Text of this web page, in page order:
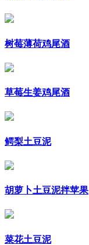
树莓薄荷鸡尾酒
草莓生姜鸡尾酒
鳄梨土豆泥
胡萝卜土豆泥拌苹果
菜花土豆泥